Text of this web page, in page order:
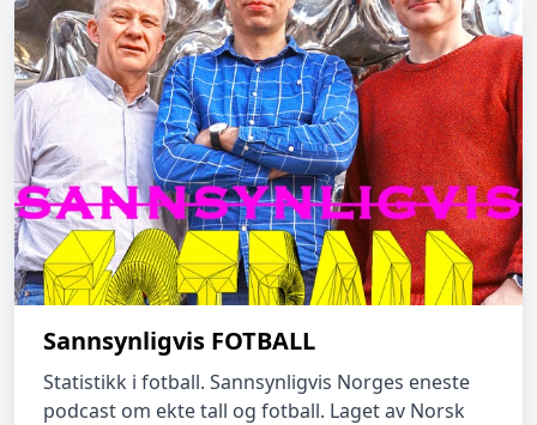
Sannsynligvis FOTBALL
Statistikk i fotball. Sannsynligvis Norges eneste
podcast om ekte tall og fotball. Laget av Norsk